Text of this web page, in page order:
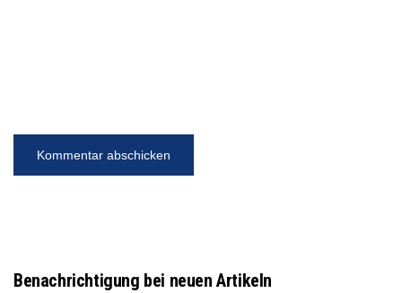
Benachrichtigung bei neuen Artikeln